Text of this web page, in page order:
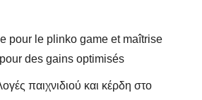
pour le plinko game et maîtrise
des gains optimisés
παιχνιδιού και κέρδη στο